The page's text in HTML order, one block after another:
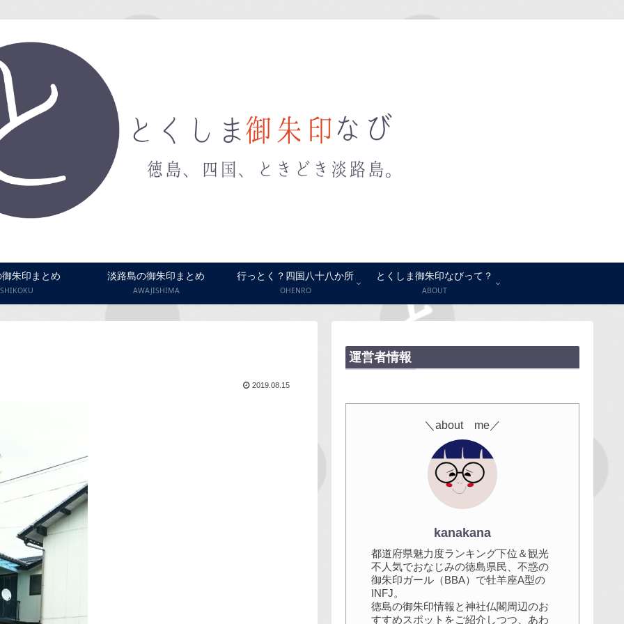
朱印まとめ
SHIKOKU
淡路島の御朱印まとめ
AWAJISHIMA
行っとく？四国八十八か所
OHENRO
とくしま御朱印なびって？
ABOUT
2019.08.15
運営者情報
＼about me／
kanakana
都道府県魅力度ランキング下位＆観光
不人気でおなじみの徳島県民、不惑の
御朱印ガール（BBA）で牡羊座A型の
INFJ。
徳島の御朱印情報と神社仏閣周辺のお
すすめスポットをご紹介しつつ、あわ